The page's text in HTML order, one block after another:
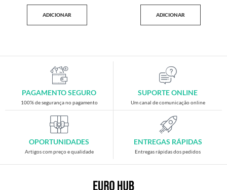
ADICIONAR ADICIONAR
PAGAMENTO SEGURO
100% de segurança no pagamento
SUPORTE ONLINE
Um canal de comunicação online
OPORTUNIDADES
Artigos com preço e qualidade
ENTREGAS RÁPIDAS
Entregas rápidas dos pedidos